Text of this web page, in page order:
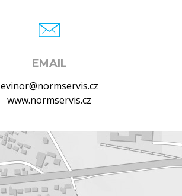
EMAIL
evinor@normservis.cz
www.normservis.cz